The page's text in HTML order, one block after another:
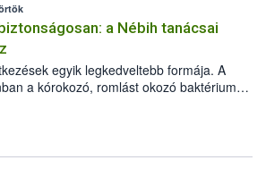
lehetőség a károsító elleni további
készítmény kis kiszerelésben kiskerti
is elérhető és ökológiai termesztésben is
a Nébih tanácsai
egyik legkedveltebb formája. A
a kórokozó, romlást okozó baktériumok
is kedvez. A szabadtéri sütögetés
sütési technikáról szól: legalább
a megfelelő hőkezelés, valamint a